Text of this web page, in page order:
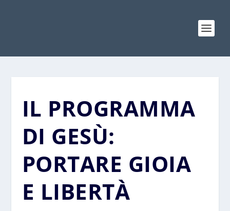
IL PROGRAMMA
DI GESÙ:
PORTARE GIOIA
E LIBERTÀ